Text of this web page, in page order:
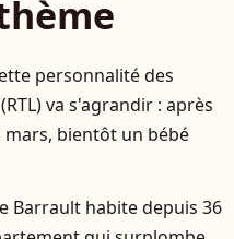
personnalité des
va s'agrandir : après
mars, bientôt un bébé
Barrault habite depuis 36